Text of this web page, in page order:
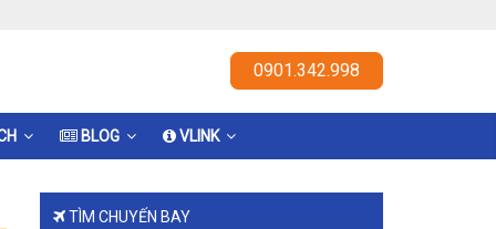
0901.342.998
BLOG VLINK
TÌM CHUYẾN BAY